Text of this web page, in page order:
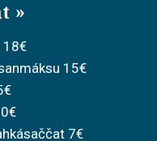
18€
15€
7€